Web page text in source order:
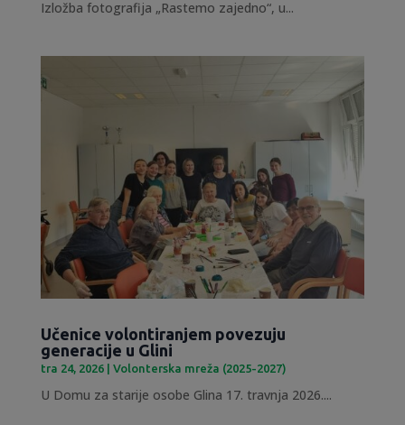
Izložba fotografija „Rastemo zajedno“, u...
Učenice volontiranjem povezuju
generacije u Glini
tra 24, 2026| Volonterska mreža (2025-2027)
U Domu za starije osobe Glina 17. travnja 2026....